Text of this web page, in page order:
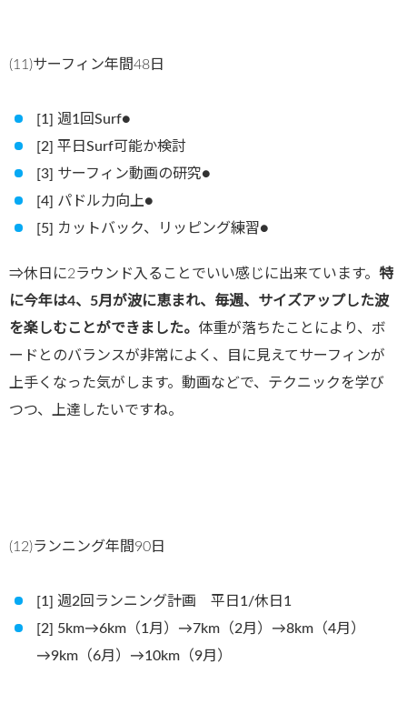
(11)サーフィン年間48日
[1] 週1回Surf●
[2] 平日Surf可能か検討
[3] サーフィン動画の研究●
[4] パドル力向上●
[5] カットバック、リッピング練習●
⇒休日に2ラウンド入ることでいい感じに出来ています。 特
に今年は4、5月が波に恵まれ、毎週、サイズアップした波
を楽しむことができました。 体重が落ちたことにより、ボ
ードとのバランスが非常によく、目に見えてサーフィンが
上手くなった気がします。動画などで、テクニックを学び
つつ、上達したいですね。
(12)ランニング年間90日
[1] 週2回ランニング計画 平日1/休日1
[2] 5km→6km（1月）→7km（2月）→8km（4月）
→9km（6月）→10km（9月）